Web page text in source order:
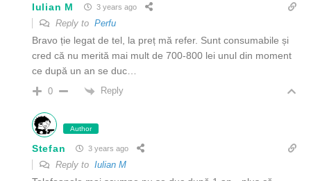
Iulian M 3 years ago
Reply to Perfu
Bravo ție legat de tel, la preț mă refer. Sunt consumabile și
cred că nu merită mai mult de 700-800 lei unul din moment
ce după un an se duc…
0 Reply
Author
Stefan 3 years ago
Reply to Iulian M